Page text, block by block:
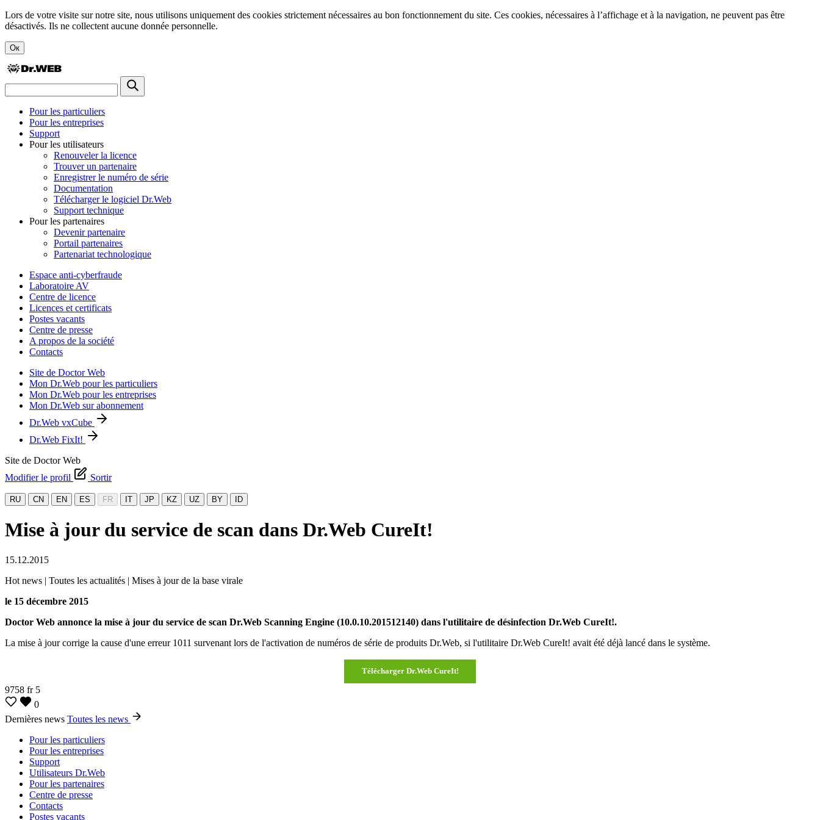
Lors de votre visite sur notre site, nous utilisons uniquement des cookies strictement nécessaires au bon fonctionnement du site. Ces cookies, nécessaires à l’affichage et à la navigation, ne peuvent pas être
désactivés. Ils ne collectent aucune donnée personnelle.
Ок
Pour les particuliers
Pour les entreprises
Support
Pour les utilisateurs
Renouveler la licence
Trouver un partenaire
Enregistrer le numéro de série
Documentation
Télécharger le logiciel Dr.Web
Support technique
Pour les partenaires
Devenir partenaire
Portail partenaires
Partenariat technologique
Espace anti-cyberfraude
Laboratoire AV
Centre de licence
Licences et certificats
Postes vacants
Centre de presse
A propos de la société
Contacts
Site de Doctor Web
Mon Dr.Web pour les particuliers
Mon Dr.Web pour les entreprises
Mon Dr.Web sur abonnement
Dr.Web vxCube
Dr.Web FixIt!
Site de Doctor Web
Modifier le profil
Sortir
RU CN EN ES FR IT JP KZ UZ BY ID
Mise à jour du service de scan dans Dr.Web CureIt!
15.12.2015
Hot news | Toutes les actualités | Mises à jour de la base virale
le 15 décembre 2015
Doctor Web annonce la mise à jour du service de scan Dr.Web Scanning Engine (10.0.10.201512140) dans l'utilitaire de désinfection Dr.Web CureIt!.
La mise à jour corrige la cause d'une erreur 1011 survenant lors de l'activation de numéros de série de produits Dr.Web, si l'utilitaire Dr.Web CureIt! avait été déjà lancé dans le système.
Télécharger Dr.Web CureIt!
9758 fr 5
0
Dernières news Toutes les news
Pour les particuliers
Pour les entreprises
Support
Utilisateurs Dr.Web
Pour les partenaires
Centre de presse
Contacts
Postes vacants